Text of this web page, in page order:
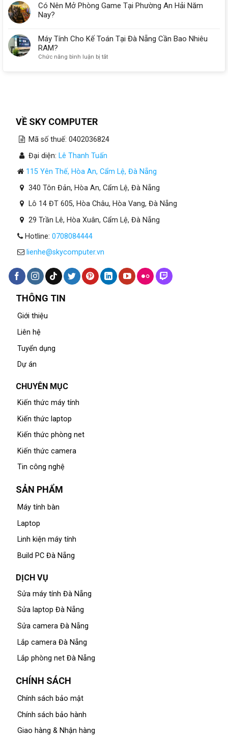
Có Nên Mở Phòng Game Tại Phường An Hải Năm
Nay?
Máy Tính Cho Kế Toán Tại Đà Nẵng Cần Bao Nhiêu
RAM?
Chức năng bình luận bị tắtở
Bao
VỀ SKY COMPUTER
Mã số thuế: 0402036824
Đại diện: Lê Thanh Tuấn
115 Yên Thế, Hòa An, Cẩm Lệ, Đà Nẵng
340 Tôn Đản, Hòa An, Cẩm Lệ, Đà Nẵng
Lô 14 ĐT 605, Hòa Châu, Hòa Vang, Đà Nẵng
29 Trần Lê, Hòa Xuân, Cẩm Lệ, Đà Nẵng
Hotline: 0708084444
lienhe@skycomputer.vn
THÔNG TIN
Giới thiệu
Liên hệ
Tuyển dụng
Dự án
CHUYÊN MỤC
Kiến thức máy tính
Kiến thức laptop
Kiến thức phòng net
Kiến thức camera
Tin công nghệ
SẢN PHẨM
Máy tính bàn
Laptop
Linh kiện máy tính
Build PC Đà Nẵng
DỊCH VỤ
Sửa máy tính Đà Nẵng
Sửa laptop Đà Nẵng
Sửa camera Đà Nẵng
Lắp camera Đà Nẵng
Lắp phòng net Đà Nẵng
CHÍNH SÁCH
Chính sách bảo mật
Chính sách bảo hành
Giao hàng & Nhận hàng